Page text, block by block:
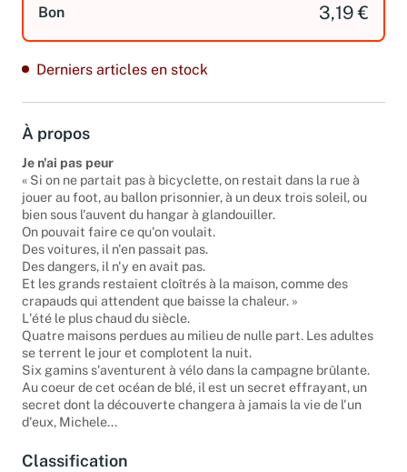
Bon 3,19 €
Derniers articles en stock
À propos
Je n'ai pas peur
« Si on ne partait pas à bicyclette, on restait dans la rue à
jouer au foot, au ballon prisonnier, à un deux trois soleil, ou
bien sous l'auvent du hangar à glandouiller.
On pouvait faire ce qu'on voulait.
Des voitures, il n'en passait pas.
Des dangers, il n'y en avait pas.
Et les grands restaient cloîtrés à la maison, comme des
crapauds qui attendent que baisse la chaleur. »
L'été le plus chaud du siècle.
Quatre maisons perdues au milieu de nulle part. Les adultes
se terrent le jour et complotent la nuit.
Six gamins s'aventurent à vélo dans la campagne brûlante.
Au coeur de cet océan de blé, il est un secret effrayant, un
secret dont la découverte changera à jamais la vie de l'un
d'eux, Michele...
Classification